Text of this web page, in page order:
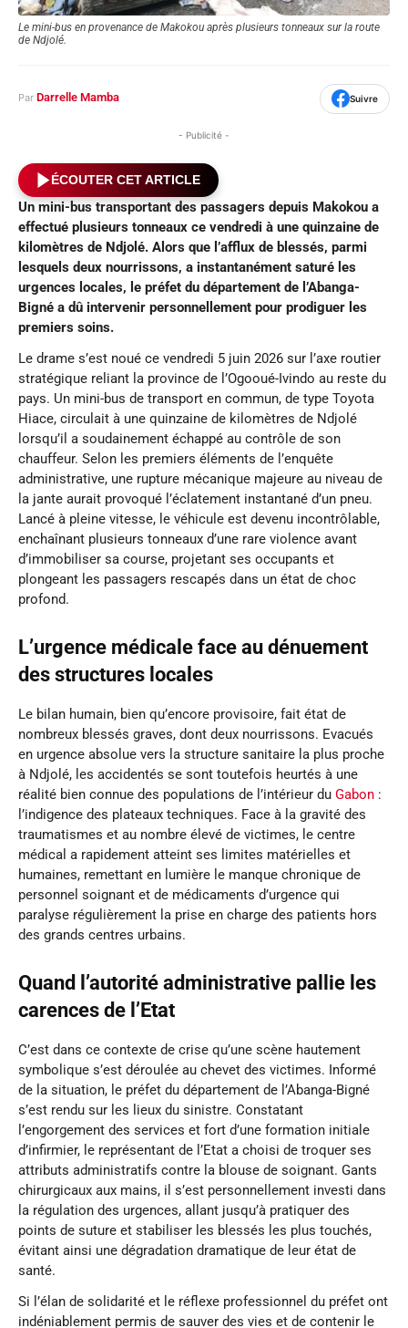
Le mini-bus en provenance de Makokou après plusieurs tonneaux sur la route
de Ndjolé.
Par Darrelle Mamba Suivre
- Publicité -
ÉCOUTER CET ARTICLE
Un mini-bus transportant des passagers depuis Makokou a
effectué plusieurs tonneaux ce vendredi à une quinzaine de
kilomètres de Ndjolé. Alors que l’afflux de blessés, parmi
lesquels deux nourrissons, a instantanément saturé les
urgences locales, le préfet du département de l’Abanga-
Bigné a dû intervenir personnellement pour prodiguer les
premiers soins.
Le drame s’est noué ce vendredi 5 juin 2026 sur l’axe routier
stratégique reliant la province de l’Ogooué-Ivindo au reste du
pays. Un mini-bus de transport en commun, de type Toyota
Hiace, circulait à une quinzaine de kilomètres de Ndjolé
lorsqu’il a soudainement échappé au contrôle de son
chauffeur. Selon les premiers éléments de l’enquête
administrative, une rupture mécanique majeure au niveau de
la jante aurait provoqué l’éclatement instantané d’un pneu.
Lancé à pleine vitesse, le véhicule est devenu incontrôlable,
enchaînant plusieurs tonneaux d’une rare violence avant
d’immobiliser sa course, projetant ses occupants et
plongeant les passagers rescapés dans un état de choc
profond.
L’urgence médicale face au dénuement
des structures locales
Le bilan humain, bien qu’encore provisoire, fait état de
nombreux blessés graves, dont deux nourrissons. Evacués
en urgence absolue vers la structure sanitaire la plus proche
à Ndjolé, les accidentés se sont toutefois heurtés à une
réalité bien connue des populations de l’intérieur du Gabon :
l’indigence des plateaux techniques. Face à la gravité des
traumatismes et au nombre élevé de victimes, le centre
médical a rapidement atteint ses limites matérielles et
humaines, remettant en lumière le manque chronique de
personnel soignant et de médicaments d’urgence qui
paralyse régulièrement la prise en charge des patients hors
des grands centres urbains.
Quand l’autorité administrative pallie les
carences de l’Etat
C’est dans ce contexte de crise qu’une scène hautement
symbolique s’est déroulée au chevet des victimes. Informé
de la situation, le préfet du département de l’Abanga-Bigné
s’est rendu sur les lieux du sinistre. Constatant
l’engorgement des services et fort d’une formation initiale
d’infirmier, le représentant de l’Etat a choisi de troquer ses
attributs administratifs contre la blouse de soignant. Gants
chirurgicaux aux mains, il s’est personnellement investi dans
la régulation des urgences, allant jusqu’à pratiquer des
points de suture et stabiliser les blessés les plus touchés,
évitant ainsi une dégradation dramatique de leur état de
santé.
Si l’élan de solidarité et le réflexe professionnel du préfet ont
indéniablement permis de sauver des vies et de contenir le